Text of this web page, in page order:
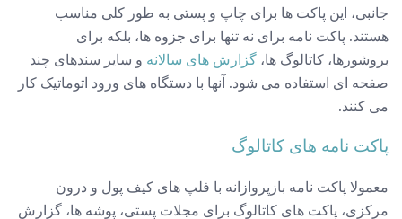
جانبی، این پاکت ها برای چاپ و پستی به طور کلی مناسب
هستند. پاکت نامه برای نه تنها برای جزوه ها، بلکه برای
بروشورها، کاتالوگ ها، گزارش های سالانه و سایر سندهای چند
صفحه ای استفاده می شود. آنها با دستگاه های ورود اتوماتیک کار
می کنند.
پاکت نامه های کاتالوگ
معمولا پاکت نامه بازپروازانه با فلپ های کیف پول و درون
مرکزی، پاکت های کاتالوگ برای مجلات پستی، پوشه ها، گزارش